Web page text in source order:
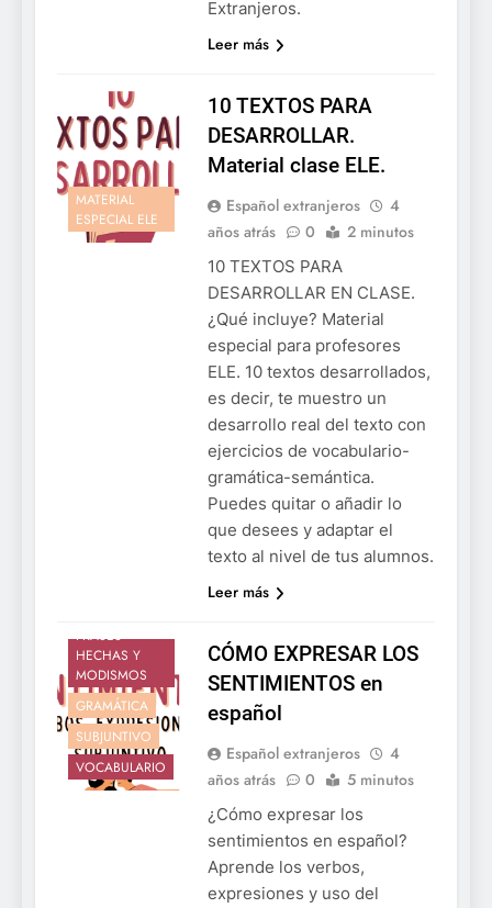
Extranjeros.
Leer más
MATERIAL
ESPECIAL ELE
10 TEXTOS PARA
DESARROLLAR.
Material clase ELE.
Español extranjeros
4
años atrás
0 2 minutos
10 TEXTOS PARA
DESARROLLAR EN CLASE.
¿Qué incluye? Material
especial para profesores
ELE. 10 textos desarrollados,
es decir, te muestro un
desarrollo real del texto con
ejercicios de vocabulario-
gramática-semántica.
Puedes quitar o añadir lo
que desees y adaptar el
texto al nivel de tus alumnos.
Leer más
FRASES
HECHAS Y
MODISMOS
GRAMÁTICA
SUBJUNTIVO
VOCABULARIO
CÓMO EXPRESAR LOS
SENTIMIENTOS en
español
Español extranjeros
4
años atrás
0 5 minutos
¿Cómo expresar los
sentimientos en español?
Aprende los verbos,
expresiones y uso del